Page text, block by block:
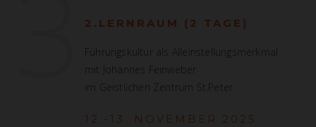
2.LERNRAUM (2 TAGE)
Führungskultur als Alleinstellungsmerkmal
mit Johannes Feinweber
im Geistlichen Zentrum St.Peter
12.-13. NOVEMBER 2025